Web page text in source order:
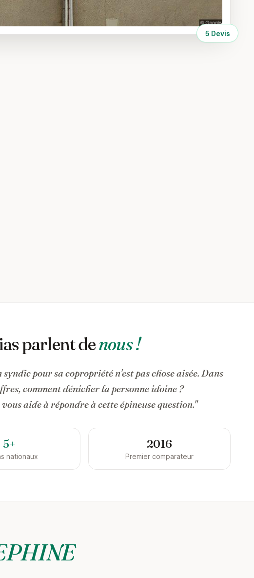
5 Devis
parlent denous !
pour sa copropriété n'est pas chose aisée. Dans
comment dénicher la personne idoine ?
aide à répondre à cette épineuse question."
5+
nationaux
2016
Premier comparateur